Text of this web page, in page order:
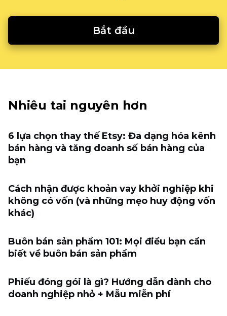
Bắt đầu
Nhiêu tai nguyên hơn
6 lựa chọn thay thế Etsy: Đa dạng hóa kênh
bán hàng và tăng doanh số bán hàng của
bạn
Cách nhận được khoản vay khởi nghiệp khi
không có vốn (và những mẹo huy động vốn
khác)
Buôn bán sản phẩm 101: Mọi điều bạn cần
biết về buôn bán sản phẩm
Phiếu đóng gói là gì? Hướng dẫn dành cho
doanh nghiệp nhỏ + Mẫu miễn phí